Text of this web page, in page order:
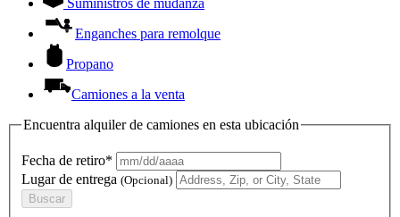
Enganches para remolque
Propano
Camiones a la venta
Encuentra alquiler de camiones en esta ubicación
Fecha de retiro*
Lugar de entrega (Opcional)
Buscar